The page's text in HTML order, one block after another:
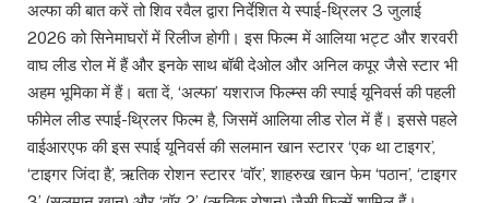
अल्फा की बात करें तो शिव रवैल द्वारा निर्देशित ये स्पाई-थ्रिलर 3 जुलाई
2026 को सिनेमाघरों में रिलीज होगी। इस फिल्म में आलिया भट्ट और शरवरी
वाघ लीड रोल में हैं और इनके साथ बॉबी देओल और अनिल कपूर जैसे स्टार भी
अहम भूमिका में हैं। बता दें, ‘अल्फा’ यशराज फिल्म्स की स्पाई यूनिवर्स की पहली
फीमेल लीड स्पाई-थ्रिलर फिल्म है, जिसमें आलिया लीड रोल में हैं। इससे पहले
वाईआरएफ की इस स्पाई यूनिवर्स की सलमान खान स्टारर ‘एक था टाइगर’,
‘टाइगर जिंदा है’, ऋतिक रोशन स्टारर ‘वॉर’, शाहरुख खान फेम ‘पठान’, ‘टाइगर